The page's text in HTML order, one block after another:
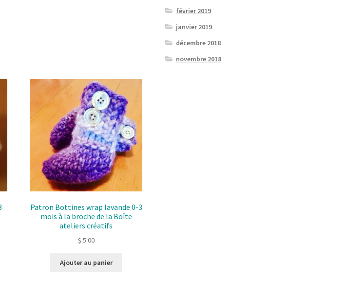
Patron Bottines wrap lavande 0-3
mois à la broche de la Boîte
ateliers créatifs
$ 5.00
Ajouter au panier
février 2019
janvier 2019
décembre 2018
novembre 2018